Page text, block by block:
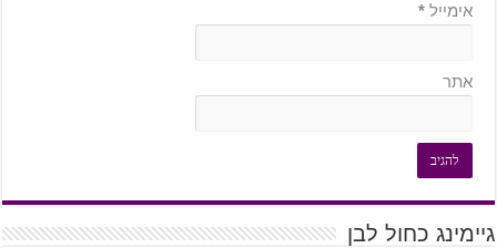
אימייל *
אתר
גיימינג כחול לבן